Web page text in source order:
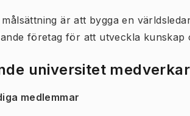
målsättning är att bygga en
företag för att utveckla
universitet medverkar
medlemmar